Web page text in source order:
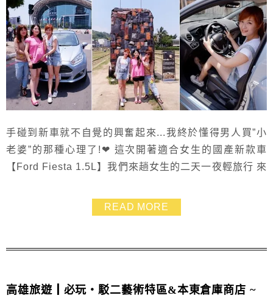
手碰到新車就不自覺的興奮起來...我終於懂得男人買”小
老婆”的那種心理了!❤ 這次開著適合女生的國產新款車
【Ford Fiesta 1.5L】我們來趟女生的二天一夜輕旅行 來
乳牛彩繪村、高雄展覽館、駁二鐵道園區…等 一定要推
薦高雄美食「綠豆冰大王」.也吃了來自台中的美食「輕
啦!!! ((再度開到F...
READ MORE
高雄旅遊┃必玩‧駁二藝術特區&本東倉庫商店 ~